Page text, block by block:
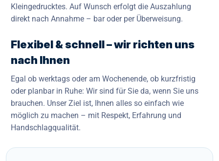
Kleingedrucktes. Auf Wunsch erfolgt die Auszahlung
direkt nach Annahme – bar oder per Überweisung.
Flexibel & schnell – wir richten uns
nach Ihnen
Egal ob werktags oder am Wochenende, ob kurzfristig
oder planbar in Ruhe: Wir sind für Sie da, wenn Sie uns
brauchen. Unser Ziel ist, Ihnen alles so einfach wie
möglich zu machen – mit Respekt, Erfahrung und
Handschlagqualität.